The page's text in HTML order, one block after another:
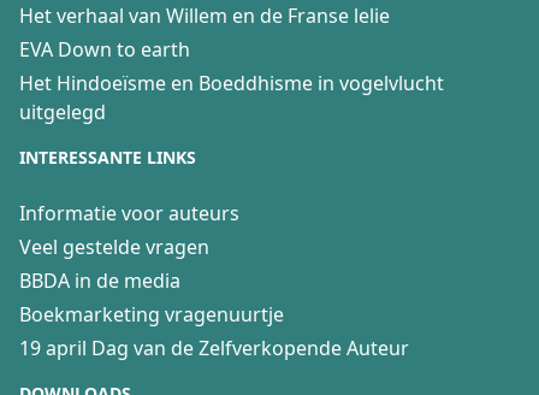
Het verhaal van Willem en de Franse lelie
EVA Down to earth
Het Hindoeïsme en Boeddhisme in vogelvlucht
uitgelegd
INTERESSANTE LINKS
Informatie voor auteurs
Veel gestelde vragen
BBDA in de media
Boekmarketing vragenuurtje
19 april Dag van de Zelfverkopende Auteur